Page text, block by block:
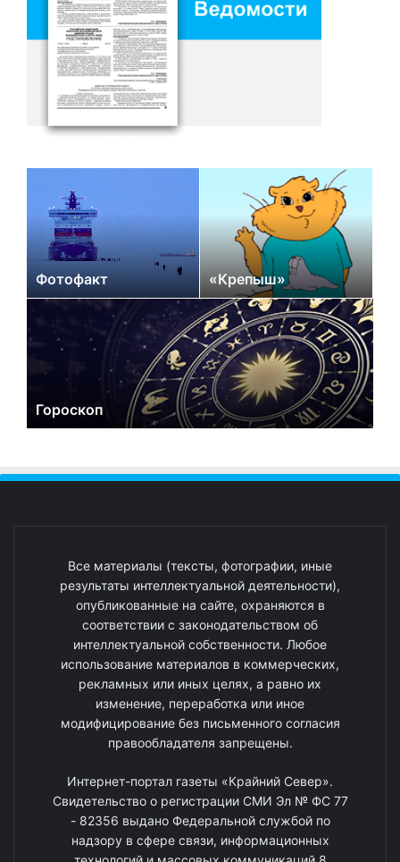
Фотофакт «Крепыш»
Гороскоп
Все материалы (тексты, фотографии, иные
результаты интеллектуальной деятельности),
опубликованные на сайте, охраняются в
соответствии с законодательством об
интеллектуальной собственности. Любое
использование материалов в коммерческих,
рекламных или иных целях, а равно их
изменение, переработка или иное
модифицирование без письменного согласия
правообладателя запрещены.
Интернет-портал газеты «Крайний Север».
Свидетельство о регистрации СМИ Эл № ФС 77
- 82356 выдано Федеральной службой по
надзору в сфере связи, информационных